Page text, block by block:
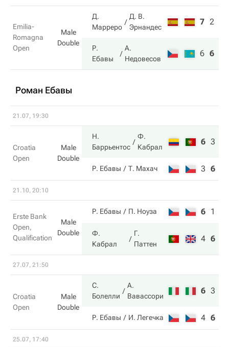
Emilia-
Romagna
Open
Male
Double
Д.
Марреро
Д. В.
Эрнандес
7 2
Р.
Ебавы
А.
Недовесов
6 6
Роман Ебавы
21.07, 19:30
Croatia
Open
Male
Double
Н.
Баррьентос
Ф.
Кабрал
6 3
Р. Ебавы Т. Махач 3 6
21.10, 20:10
Erste Bank
Open,
Qualification
Male
Double
Р. Ебавы П. Ноуза 6 1
Ф.
Кабрал
Г.
Паттен
4 6
27.07, 21:50
Croatia
Open
Male
Double
С.
Болелли
А.
Вавассори
6 3
Р. Ебавы И. Легечка 4 6
25.07, 17:40